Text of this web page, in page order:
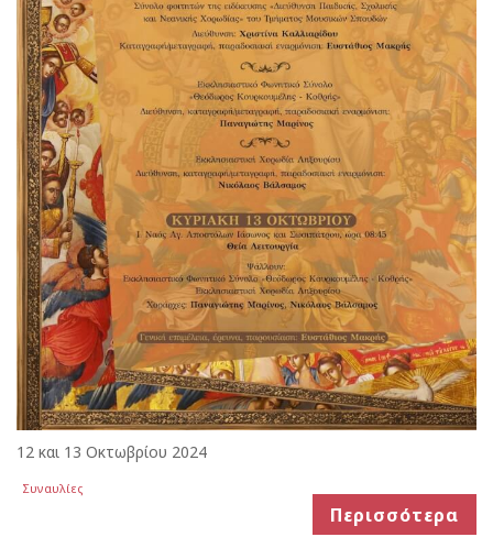
12 και 13 Οκτωβρίου 2024
Συναυλίες
Περισσότερα